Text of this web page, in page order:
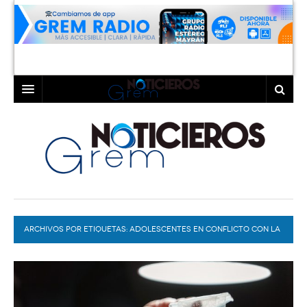
LAGUNA
TORREÓN
GÓMEZ PALACIO
LERDO
COAHUILA
DURANGO
DEPORTES
ARCHIVOS POR ETIQUETAS: ADOLESCENTES EN CONFLICTO CON LA